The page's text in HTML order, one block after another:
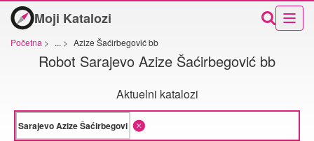
Moji Katalozi
Početna > ... > Azize Šaćirbegović bb
Robot Sarajevo Azize Šaćirbegović bb
Aktuelni katalozi